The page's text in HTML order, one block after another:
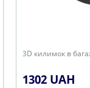
3D килимок в
1302 UAH